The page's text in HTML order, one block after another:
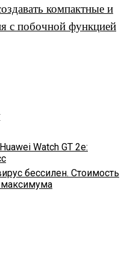
компактные и
с побочной функцией
Watch GT 2e:
бессилен. Стоимость
максимума